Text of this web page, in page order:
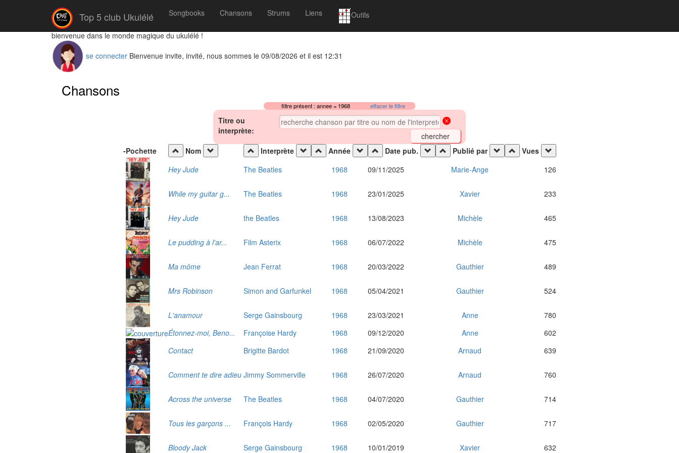
Top 5 club Ukulélé Songbooks Chansons Strums Liens Outils
bienvenue dans le monde magique du ukulélé !
se connecter Bienvenue invite, invité, nous sommes le 09/08/2026 et il est 12:31
Chansons
filtre présent : annee = 1968 effacer le filtre
Titre ou
interprète:
-Pochette Nom Interprète Année Date pub. Publié par
Vues
Hey Jude
The Beatles 1968 09/11/2025 Marie-Ange 126
While my guitar g... The Beatles 1968 23/01/2025 Xavier 233
Hey Jude the Beatles 1968 13/08/2023 Michèle 465
Le pudding à l'ar... Film Asterix 1968 06/07/2022 Michèle 475
Ma môme Jean Ferrat 1968 20/03/2022 Gauthier 489
Mrs Robinson Simon and Garfunkel 1968 05/04/2021 Gauthier 524
L'anamour Serge Gainsbourg 1968 23/03/2021 Anne
780
Étonnez-moi, Beno...
Françoise Hardy 1968 09/12/2020 Anne
602
Contact
Brigitte Bardot 1968 21/09/2020 Arnaud 639
Comment te dire adieu Jimmy Sommerville 1968 26/07/2020 Arnaud 760
Across the universe The Beatles 1968 04/07/2020 Gauthier 714
Tous les garçons ... François Hardy 1968 02/05/2020 Gauthier 717
Bloody Jack Serge Gainsbourg 1968 10/01/2019 Xavier 632